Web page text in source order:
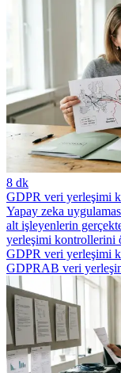
8 dk
GDPR veri yerleşimi
Yapay zeka
alt işleyenlerin
yerleşimi kontrollerini
GDPR veri yerleşimi
GDPRAB veri